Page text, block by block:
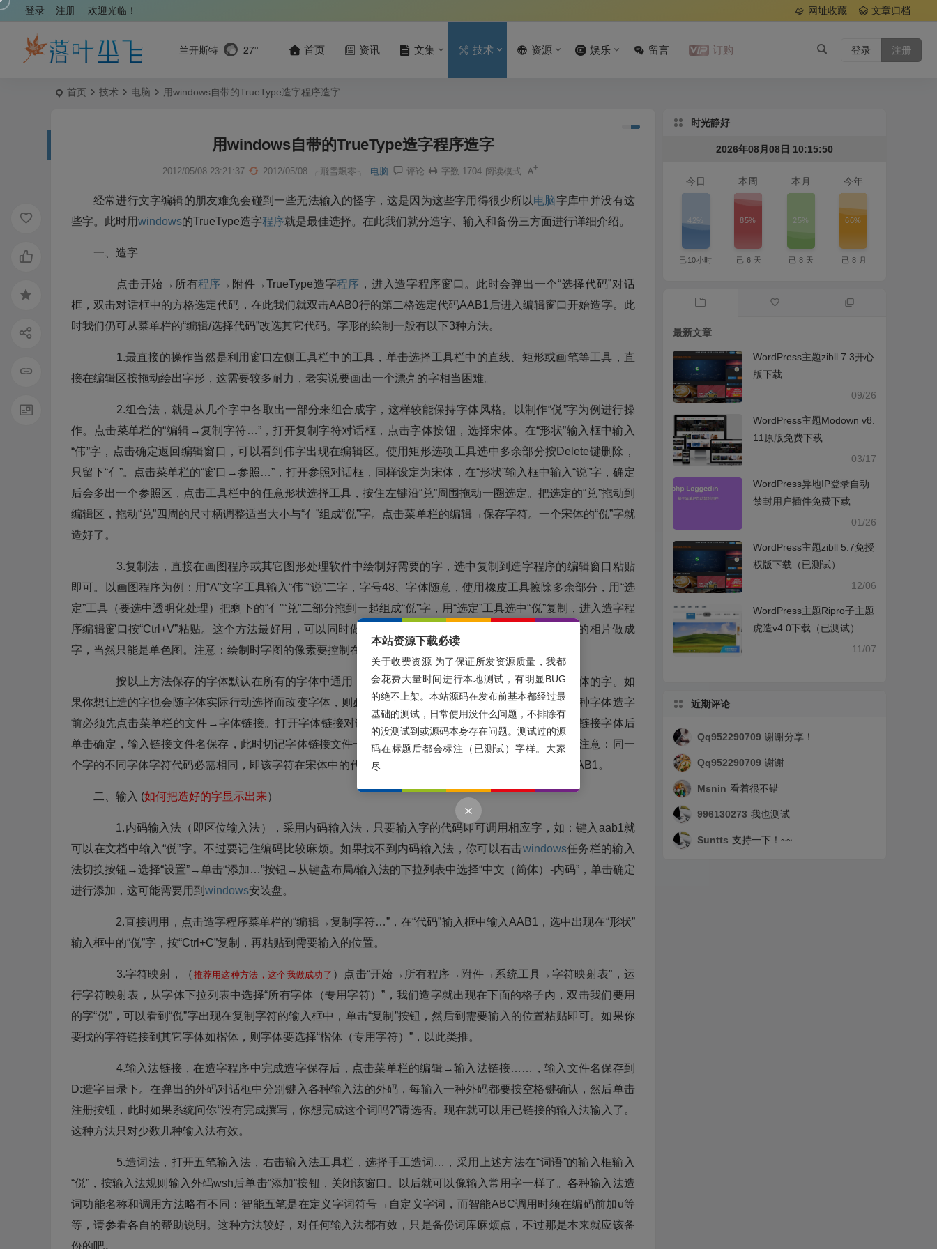
欢迎光临！
登录 注册 网址收藏 文章归档
兰开斯特 27° 首页 资讯 文集 技术 资源 娱乐 留言 订购 登录 注册
首页 技术 电脑 用windows自带的TrueType造字程序造字
用windows自带的TrueType造字程序造字
2012/05/08 23:21:37 2012/05/08 ╭飛雪飄零╮ 电脑 评论 字数 1704 阅读模式
经常进行文字编辑的朋友难免会碰到一些无法输入的怪字，这是因为这些字用得很少所以电脑字库中并没有这
些字。此时用windows的TrueType造字程序就是最佳选择。在此我们就分造字、输入和备份三方面进行详细介绍。
一、造字
点击开始→所有程序→附件→TrueType造字程序 ，进入造字程序窗口。此时会弹出一个“选择代码”对话
框，双击对话框中的方格选定代码，在此我们就双击AAB0行的第二格选定代码AAB1后进入编辑窗口开始造字。此
时我们仍可从菜单栏的“编辑/选择代码”改选其它代码。字形的绘制一般有以下3种方法。
1.最直接的操作当然是利用窗口左侧工具栏中的工具，单击选择工具栏中的直线、矩形或画笔等工具，直
接在编辑区按拖动绘出字形，这需要较多耐力，老实说要画出一个漂亮的字相当困难。
2.组合法，就是从几个字中各取出一部分来组合成字，这样较能保持字体风格。以制作“侻”字为例进行操
作。点击菜单栏的“编辑→复制字符…”，打开复制字符对话框，点击字体按钮，选择宋体。在“形状”输入框中输入
“伟”字，点击确定返回编辑窗口，可以看到伟字出现在编辑区。使用矩形选项工具选中多余部分按Delete键删除，
只留下“亻”。点击菜单栏的“窗口→参照…”，打开参照对话框，同样设定为宋体，在“形状”输入框中输入“说”字，确定
后会多出一个参照区，点击工具栏中的任意形状选择工具，按住左键沿“兑”周围拖动一圈选定。把选定的“兑”拖动到
编辑区，拖动“兑”四周的尺寸柄调整适当大小与“亻”组成“侻”字。点击菜单栏的编辑→保存字符。一个宋体的“侻”字就
造好了。
3.复制法，直接在画图程序或其它图形处理软件中绘制好需要的字，选中复制到造字程序的编辑窗口粘贴
即可。以画图程序为例：用“A”文字工具输入“伟”“说”二字，字号48、字体随意，使用橡皮工具擦除多余部分，用“选
定”工具（要选中透明化处理）把剩下的“亻”“兑”二部分拖到一起组成“侻”字，用“选定”工具选中“侻”复制，进入造字程
序编辑窗口按“Ctrl+V”粘贴。这个方法最好用，可以同时做好几个字，甚至可以把你喜欢的图形或自己的相片做成
字，当然只能是单色图。注意：绘制时字图的像素要控制在64×64以内，而且背景色一定要纯白色。
按以上方法保存的字体默认在所有的字体中通用，不管你选择什么字体都只会显示我们做的宋体的字。如
果你想让造的字也会随字体实际行动选择而改变字体，则必须为需要的每一种字体造一个字。在为每一种字体造字
前必须先点击菜单栏的文件→字体链接。打开字体链接对话框，选中“与所选择的字体链接”，选中相应链接字体后
单击确定，输入链接文件名保存，此时切记字体链接文件一定要保存在非系统分区，如D:造字目录下。注意：同一
个字的不同字体字符代码必需相同，即该字符在宋体中的代码为AAB1那么它在楷体中的代码也必需是AAB1。
二、输入 (如何把造好的字显示出来）
1.内码输入法（即区位输入法），采用内码输入法，只要输入字的代码即可调用相应字，如：键入aab1就
可以在文档中输入“侻”字。不过要记住编码比较麻烦。如果找不到内码输入法，你可以右击windows任务栏的输入
法切换按钮→选择“设置”→单击“添加…”按钮→从键盘布局/输入法的下拉列表中选择“中文（简体）-内码”，单击确定
进行添加，这可能需要用到 windows安装盘。
2.直接调用，点击造字程序菜单栏的“编辑→复制字符…”，在“代码”输入框中输入AAB1，选中出现在“形状”
输入框中的“侻”字，按“Ctrl+C”复制，再粘贴到需要输入的位置。
3.字符映射，（ 推荐用这种方法，这个我做成功了 ）点击“开始→所有程序→附件→系统工具→字符映射表”，运
行字符映射表，从字体下拉列表中选择“所有字体（专用字符）”，我们造字就出现在下面的格子内，双击我们要用
的字“侻”，可以看到“侻”字出现在复制字符的输入框中，单击“复制”按钮，然后到需要输入的位置粘贴即可。如果你
要找的字符链接到其它字体如楷体，则字体要选择“楷体（专用字符）”，以此类推。
4.输入法链接，在造字程序中完成造字保存后，点击菜单栏的编辑→输入法链接……，输入文件名保存到
D:造字目录下。在弹出的外码对话框中分别键入各种输入法的外码，每输入一种外码都要按空格键确认，然后单击
注册按钮，此时如果系统问你“没有完成撰写，你想完成这个词吗?”请选否。现在就可以用已链接的输入法输入了。
这种方法只对少数几种输入法有效。
5.造词法，打开五笔输入法，右击输入法工具栏，选择手工造词…，采用上述方法在“词语”的输入框输入
“侻”，按输入法规则输入外码wsh后单击“添加”按钮，关闭该窗口。以后就可以像输入常用字一样了。各种输入法造
词功能名称和调用方法略有不同：智能五笔是在定义字词符号→自定义字词，而智能ABC调用时须在编码前加u等
等，请参看各自的帮助说明。这种方法较好，对任何输入法都有效，只是备份词库麻烦点，不过那是本来就应该备
份的吧。
时光静好
2026年08月08日 10:15:51
今日
42%
已 10小时
本周
85%
已 6 天
本月
25%
已 8 天
今年
66%
已 8 月
最新文章
WordPress主题zibll 7.3开心
版下载
09/26
WordPress主题Modown v8.
11原版免费下载
03/17
WordPress异地IP登录自动
禁封用户插件免费下载
01/26
WordPress主题zibll 5.7免授
权版下载（已测试）
12/06
WordPress主题Ripro子主题
虎造v4.0下载（已测试）
11/07
近期评论
Qq952290709 谢谢分享！
Qq952290709 谢谢
Msnin 看着很不错
996130273 我也测试
Suntts 支持一下！~~
本站资源下载必读
关于收费资源 为了保证所发资源质量，我都
会花费大量时间进行本地测试，有明显BUG
的绝不上架。本站源码在发布前基本都经过最
基础的测试，日常使用没什么问题，不排除有
的没测试到或源码本身存在问题。测试过的源
码在标题后都会标注（已测试）字样。大家
尽...